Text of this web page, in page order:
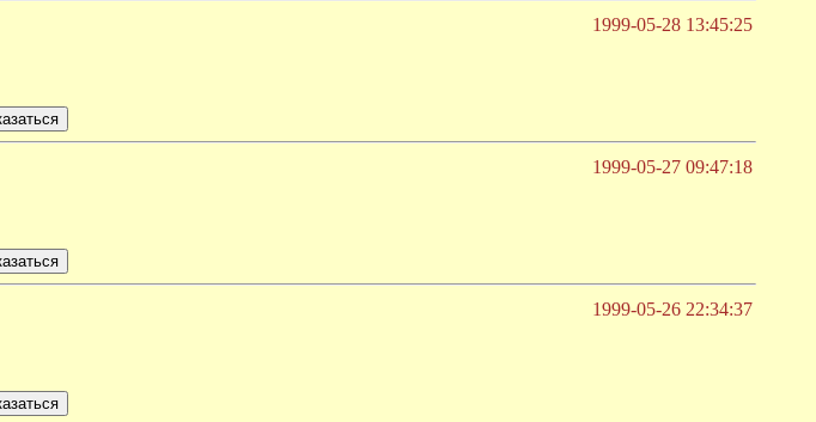
1999-05-28 13:45:25
1999-05-27 09:47:18
1999-05-26 22:34:37